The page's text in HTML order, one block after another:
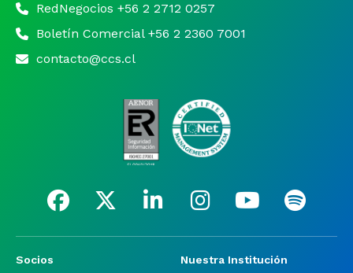
RedNegocios +56 2 2712 0257
Boletín Comercial +56 2 2360 7001
contacto@ccs.cl
Socios Nuestra Institución